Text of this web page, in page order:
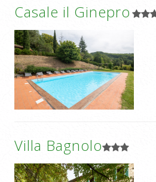
Casale il Ginepro
Villa Bagnolo